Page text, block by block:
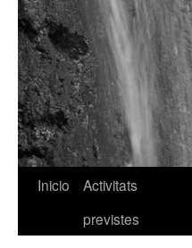
Inicio
Activitats
previstes